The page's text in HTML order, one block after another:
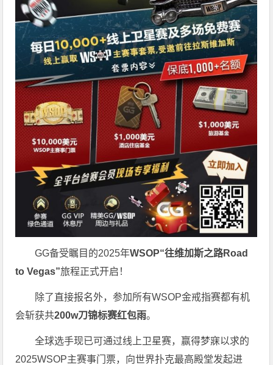
GG备受瞩目的2025年WSOP“往维加斯之路Road
to Vegas”旅程正式开启！
除了直接报名外，参加所有WSOP金戒指赛都有机
会斩获共200w刀锦标赛红包雨。
全球选手现已可通过线上卫星赛，赢得梦寐以求的
2025WSOP主赛事门票，向世界扑克最高殿堂发起进